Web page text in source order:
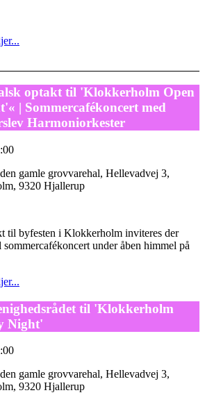
optakt til 'Klokkerholm Open
| Sommercafékoncert med
Harmoniorkester
gamle grovvarehal, Hellevadvej 3,
9320 Hjallerup
til byfesten i Klokkerholm inviteres der
under åben himmel på
til 'Klokkerholm
Night'
gamle grovvarehal, Hellevadvej 3,
9320 Hjallerup